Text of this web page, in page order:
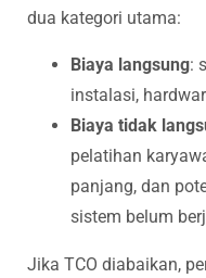
dua kategori utama:
Biaya langsung:
instalasi,
Biaya tidak
pelatihan
panjang, dan
sistem belum
Jika TCO diabaikan,